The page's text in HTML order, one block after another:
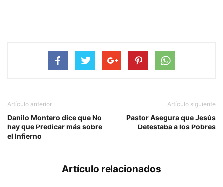
Artículo anterior
Danilo Montero dice que No
hay que Predicar más sobre
el Infierno
Artículo siguiente
Pastor Asegura que Jesús
Detestaba a los Pobres
Artículo relacionados